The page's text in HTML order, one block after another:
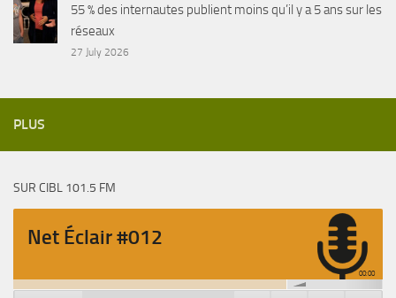
55 % des internautes publient moins qu’il y a 5 ans sur les
réseaux
27 July 2026
PLUS
SUR CIBL 101.5 FM
Net Éclair #012
00:00